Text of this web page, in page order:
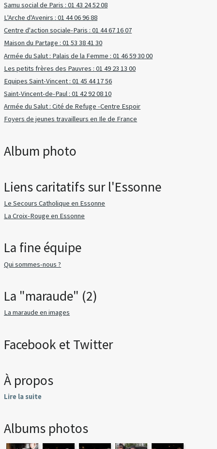
Samu social de Paris : 01 43 24 52 08
L'Arche d'Avenirs : 01 44 06 96 88
Centre d'action sociale-Paris : 01 44 67 16 07
Maison du Partage : 01 53 38 41 30
Armée du Salut : Palais de la Femme : 01 46 59 30 00
Les petits frères des Pauvres : 01 49 23 13 00
Equipes Saint-Vincent : 01 45 44 17 56
Saint-Vincent-de-Paul : 01 42 92 08 10
Armée du Salut : Cité de Refuge -Centre Espoir
Foyers de jeunes travailleurs en Ile de France
Album photo
Liens caritatifs sur l'Essonne
Le Secours Catholique en Essonne
La Croix-Rouge en Essonne
La fine équipe
Qui sommes-nous ?
La "maraude" (2)
La maraude en images
Facebook et Twitter
À propos
Lire la suite
Albums photos